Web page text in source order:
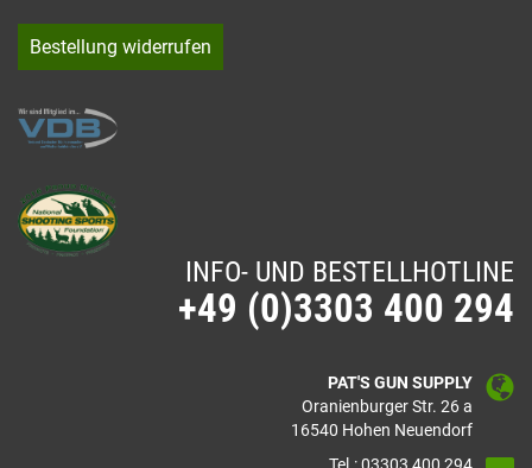
Bestellung widerrufen
INFO- UND BESTELLHOTLINE
+49 (0)3303 400 294
PAT'S GUN SUPPLY
Oranienburger Str. 26 a
16540 Hohen Neuendorf
Tel.: 03303 400 294